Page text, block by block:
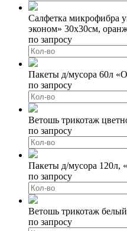
Салфетка микрофибра
эконом» 30х30см,
по запросу
Пакеты д/мусора 60л
по запросу
Ветошь трикотаж
по запросу
Пакеты д/мусора 120л,
по запросу
Ветошь трикотаж
по запросу